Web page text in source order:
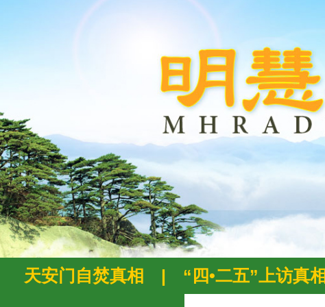
天安门自焚真相 | “四•二五”上访真相